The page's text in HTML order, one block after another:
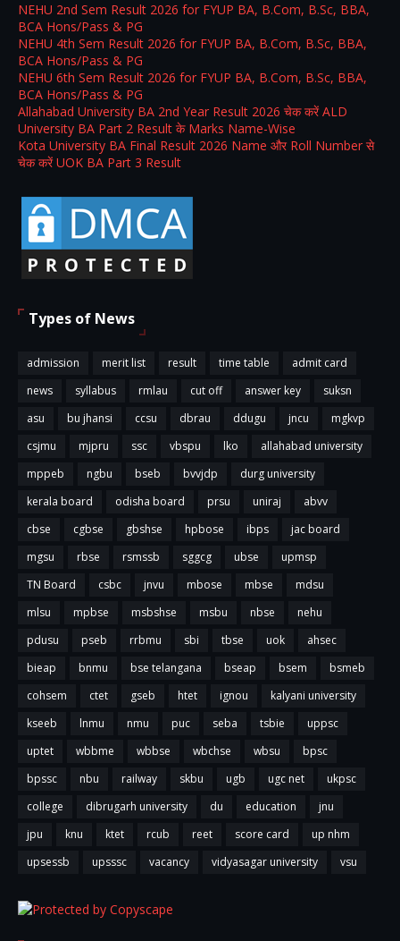
NEHU 2nd Sem Result 2026 for FYUP BA, B.Com, B.Sc, BBA,
BCA Hons/Pass & PG
NEHU 4th Sem Result 2026 for FYUP BA, B.Com, B.Sc, BBA,
BCA Hons/Pass & PG
NEHU 6th Sem Result 2026 for FYUP BA, B.Com, B.Sc, BBA,
BCA Hons/Pass & PG
Allahabad University BA 2nd Year Result 2026 चेक करें ALD
University BA Part 2 Result के Marks Name-Wise
Kota University BA Final Result 2026 Name और Roll Number से
चेक करें UOK BA Part 3 Result
Types of News
admission merit list result time table
admit card
news
syllabus rmlau cut off answer key
suksn
asu
bu jhansi ccsu dbrau ddugu jncu
mgkvp
csjmu
mjpru ssc vbspu lko
allahabad university
mppeb
ngbu bseb bvvjdp
durg university
kerala board
odisha board prsu uniraj
abvv
cbse
cgbse gbshse hpbose ibps
jac board
mgsu
rbse rsmssb sggcg ubse
upmsp
TN Board
csbc jnvu mbose mbse
mdsu
mlsu
mpbse msbshse msbu nbse
nehu
pdusu
pseb rrbmu sbi tbse uok
ahsec
bieap
bnmu bse telangana bseap bsem
bsmeb
cohsem
ctet gseb htet ignou
kalyani university
kseeb
lnmu nmu puc seba tsbie
uppsc
uptet
wbbme wbbse wbchse wbsu
bpsc
bpssc
nbu railway skbu ugb ugc net
ukpsc
college
dibrugarh university du education
jnu
jpu
knu ktet rcub reet score card
up nhm
upsessb
upsssc vacancy vidyasagar university vsu